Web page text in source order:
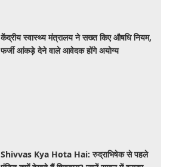
केंद्रीय स्वास्थ्य मंत्रालय ने सख्त किए औषधि नियम,
फर्जी आंकड़े देने वाले आवेदक होंगे अयोग्य
Shivvas Kya Hota Hai: रुद्राभिषेक से पहले